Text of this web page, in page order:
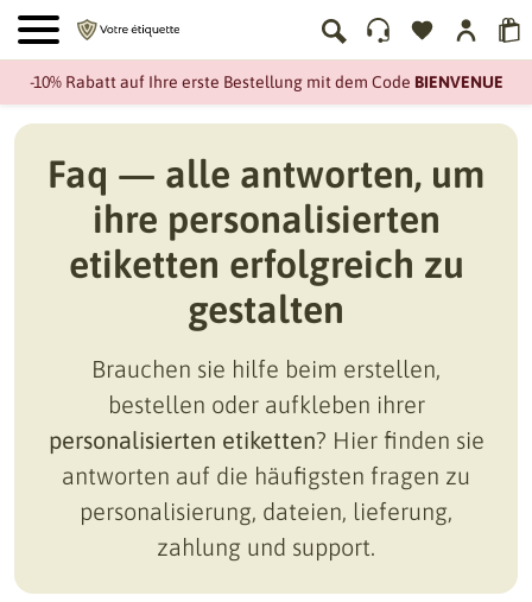
-10% Rabatt auf Ihre erste Bestellung mit dem Code BIENVENUE
Faq — alle antworten, um
ihre personalisierten
etiketten erfolgreich zu
gestalten
Brauchen sie hilfe beim erstellen,
bestellen oder aufkleben ihrer
personalisierten etiketten? Hier finden sie
antworten auf die häufigsten fragen zu
personalisierung, dateien, lieferung,
zahlung und support.